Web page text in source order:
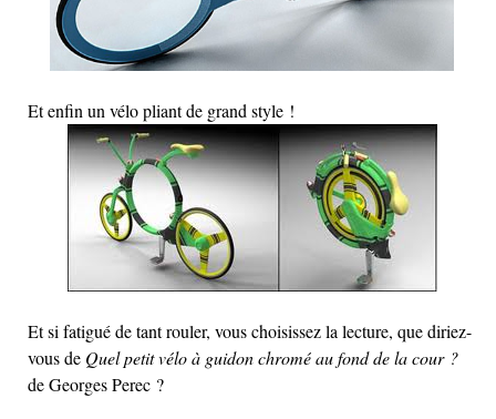
Et enfin un vélo pliant de grand style !
Et si fatigué de tant rouler, vous choisissez la lecture, que diriez-
vous de Quel petit vélo à guidon chromé au fond de la cour ?
de Georges Perec ?